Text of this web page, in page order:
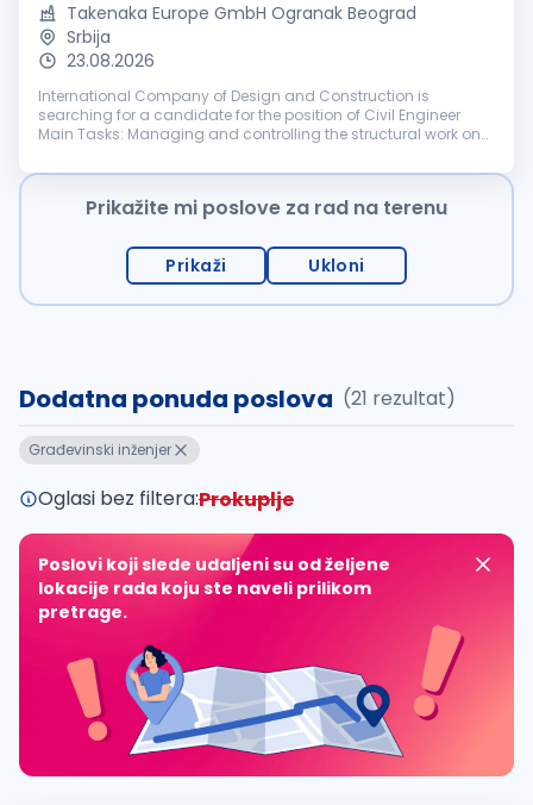
Takenaka Europe GmbH Ogranak Beograd
Srbija
23.08.2026
International Company of Design and Construction is
searching for a candidate for the position of Civil Engineer
Main Tasks: Managing and controlling the structural work on
standards Managing and...
Prikažite mi poslove za rad na terenu
Prikaži Ukloni
Dodatna ponuda poslova (21 rezultat)
Građevinski inženjer
Oglasi bez filtera:Prokuplje
Poslovi koji slede udaljeni su od željene
lokacije rada koju ste naveli prilikom
pretrage.